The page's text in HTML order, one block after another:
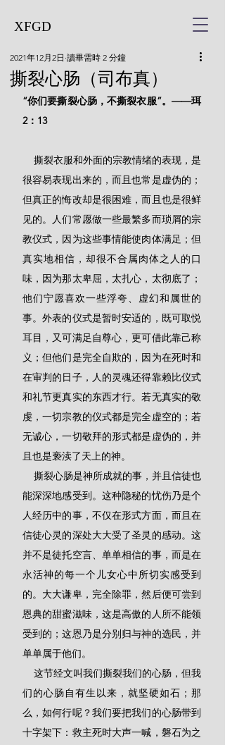
XFGD
撕裂心肠（司布真）
2021年12月2日 讀畢需時 2 分鐘
“你们要撕裂心肠，不撕裂衣服”。——珥
2：13
很容易表现出来的，而且也常是虚伪的；
但真正的悔改却是很困难，而且也是很鲜
见的。人们常愿做一些最繁多而琐屑的宗
教仪式，因为这些事情能使肉体满足；但
真实地相信，却很不合属肉体之人的口
味，因为那太卑屈，太扎心，太彻底了；
他们宁愿喜欢一些浮夸、虚幻和属世的
事。外表的仪式是暂时安适的，既可取悦
耳目，又可满足自尊心，更可借此靠己称
义；但他们是完全自欺的，因为在死时和
在审判的日子，人的灵魂还得靠赖比仪式
和礼节更真实的东西才行。若无真实的敬
虔，一切宗教的仪式都是完全虚空的；若
无诚心，一切敬拜的形式都是虚伪的，并
且也是亵渎了天上的神。
能深深地感受到。这种隐秘的忧伤乃是个
人经历中的事，不仅在形式方面，而且在
信徒心灵的深处大大受了圣灵的感动。这
并不是徒托空言、单单相信的事，而是在
永活神的每一个儿女心中所切实感受到
的。大大谦卑，完全除罪，然后便可尝到
恩典的甜蜜滋味，这是高傲的人所不能领
受到的；这恩乃是分别归与神的选民，并
单单属于他们。
们的心肠自有生以来，就坚硬如石；那
么，如何行呢？我们要把我们的心肠带到
十字架下：救主死时大声一喊，磐石为之